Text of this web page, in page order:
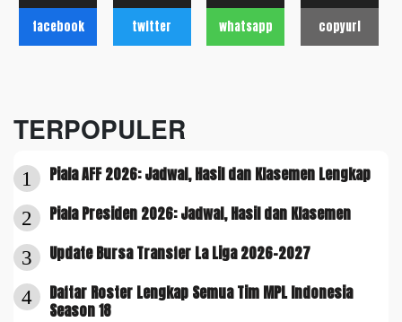
facebook twitter whatsapp copyurl
TERPOPULER
1 Piala AFF 2026: Jadwal, Hasil dan Klasemen Lengkap
2 Piala Presiden 2026: Jadwal, Hasil dan Klasemen
3 Update Bursa Transfer La Liga 2026-2027
4
Daftar Roster Lengkap Semua Tim MPL Indonesia
Season 18